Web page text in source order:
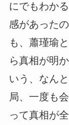
にでもわか
感があった
も、蕭瑾瑜
ら真相が明
いう、なん
局、一度も
って真相が